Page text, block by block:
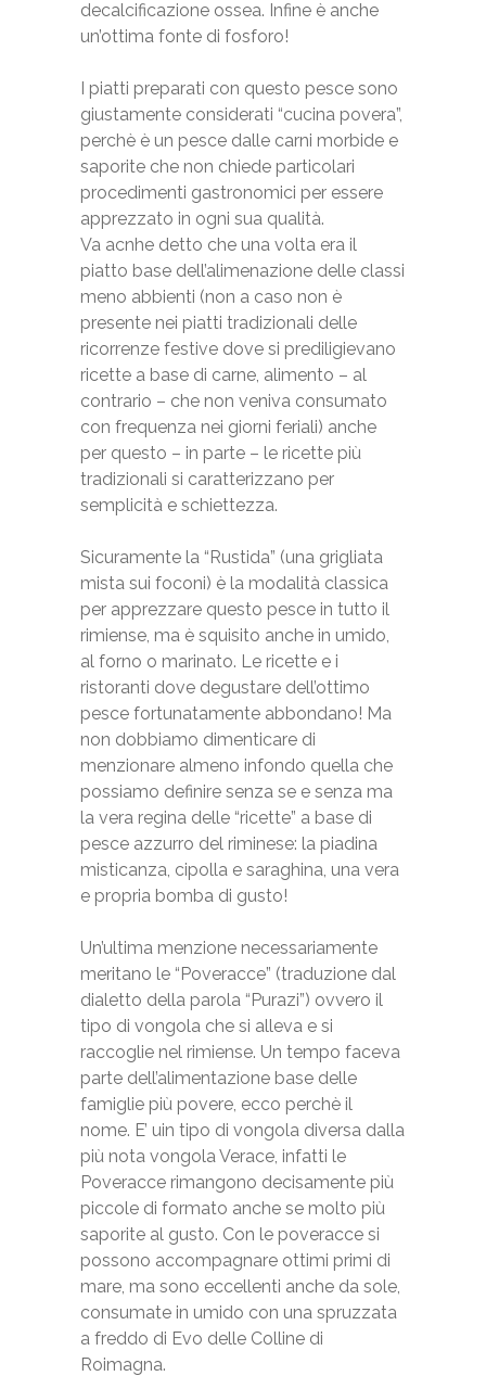
decalcificazione ossea. Infine è anche
un’ottima fonte di fosforo!
I piatti preparati con questo pesce sono
giustamente considerati “cucina povera”,
perchè è un pesce dalle carni morbide e
saporite che non chiede particolari
procedimenti gastronomici per essere
apprezzato in ogni sua qualità.
Va acnhe detto che una volta era il
piatto base dell’alimenazione delle classi
meno abbienti (non a caso non è
presente nei piatti tradizionali delle
ricorrenze festive dove si prediligievano
ricette a base di carne, alimento – al
contrario – che non veniva consumato
con frequenza nei giorni feriali) anche
per questo – in parte – le ricette più
tradizionali si caratterizzano per
semplicità e schiettezza.
Sicuramente la “Rustida” (una grigliata
mista sui foconi) è la modalità classica
per apprezzare questo pesce in tutto il
rimiense, ma è squisito anche in umido,
al forno o marinato. Le ricette e i
ristoranti dove degustare dell’ottimo
pesce fortunatamente abbondano! Ma
non dobbiamo dimenticare di
menzionare almeno infondo quella che
possiamo definire senza se e senza ma
la vera regina delle “ricette” a base di
pesce azzurro del riminese: la piadina
misticanza, cipolla e saraghina, una vera
e propria bomba di gusto!
Un’ultima menzione necessariamente
meritano le “Poveracce” (traduzione dal
dialetto della parola “Purazi”) ovvero il
tipo di vongola che si alleva e si
raccoglie nel rimiense. Un tempo faceva
parte dell’alimentazione base delle
famiglie più povere, ecco perchè il
nome. E’ uin tipo di vongola diversa dalla
più nota vongola Verace, infatti le
Poveracce rimangono decisamente più
piccole di formato anche se molto più
saporite al gusto. Con le poveracce si
possono accompagnare ottimi primi di
mare, ma sono eccellenti anche da sole,
consumate in umido con una spruzzata
a freddo di Evo delle Colline di
Roimagna.